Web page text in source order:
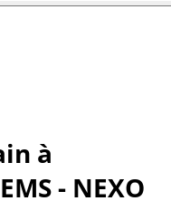
à
- NEXO